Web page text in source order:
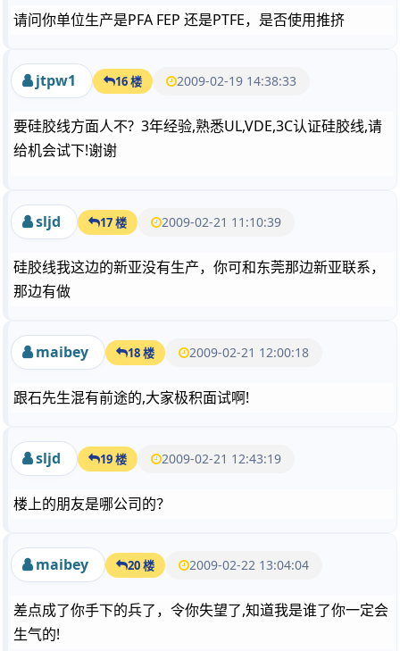
请问你单位生产是PFA FEP 还是PTFE，是否使用推挤
jtpw1 16 楼 2009-02-19 14:38:33
要硅胶线方面人不? 3年经验,熟悉UL,VDE,3C认证硅胶线,请
给机会试下!谢谢
sljd 17 楼 2009-02-21 11:10:39
硅胶线我这边的新亚没有生产，你可和东莞那边新亚联系，
那边有做
maibey 18 楼 2009-02-21 12:00:18
跟石先生混有前途的,大家极积面试啊!
sljd 19 楼 2009-02-21 12:43:19
楼上的朋友是哪公司的？
maibey 20 楼 2009-02-22 13:04:04
差点成了你手下的兵了，令你失望了,知道我是谁了你一定会
生气的!